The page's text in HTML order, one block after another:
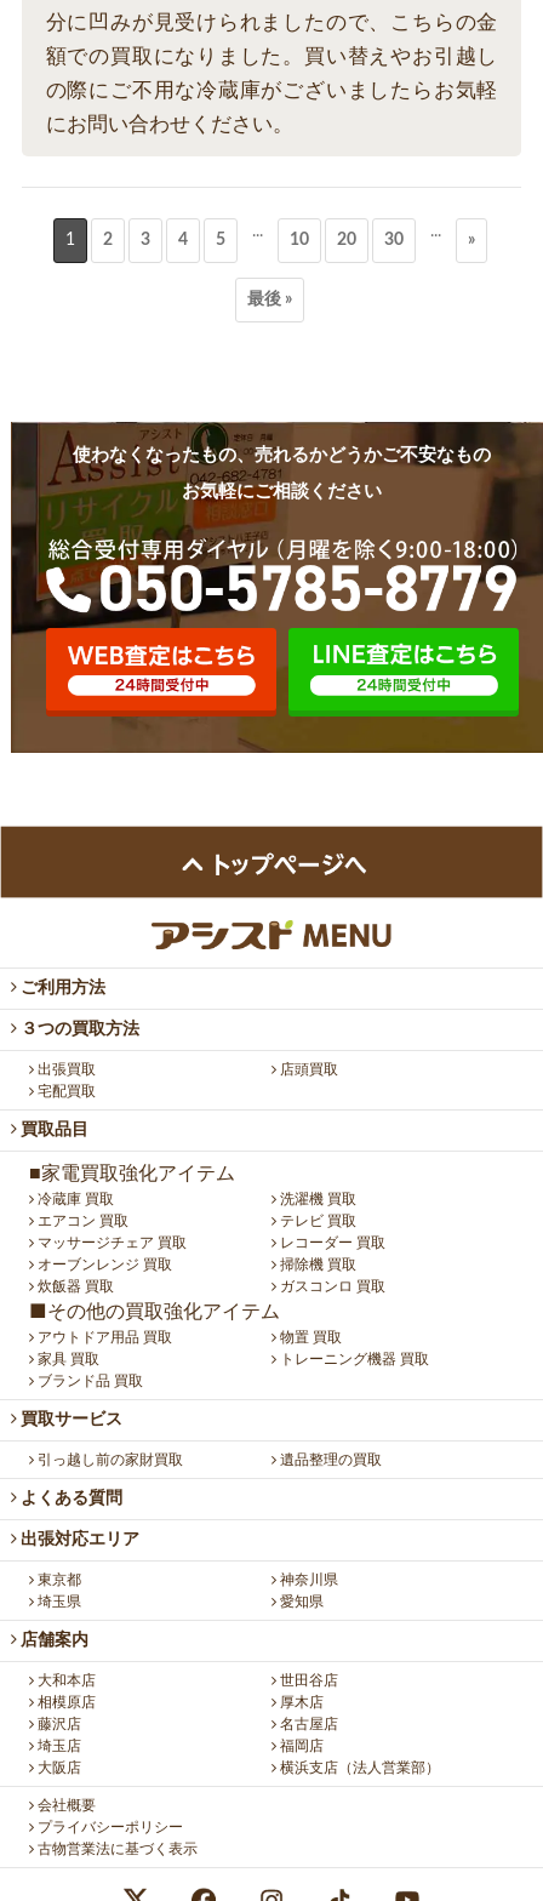
分に凹みが見受けられましたので、こちらの金
額での買取になりました。買い替えやお引越し
の際にご不用な冷蔵庫がございましたらお気軽
にお問い合わせください。
1 2 3 4 5 ... 10 20 30 ... »
最後 »
使わなくなったもの、売れるかどうかご不安なもの
お気軽にご相談ください
ご利用方法
３つの買取方法
出張買取
店頭買取
宅配買取
買取品目
■家電買取強化アイテム
冷蔵庫 買取
洗濯機 買取
エアコン 買取
テレビ 買取
マッサージチェア 買取
レコーダー 買取
オーブンレンジ 買取
掃除機 買取
炊飯器 買取
ガスコンロ 買取
■その他の買取強化アイテム
アウトドア用品 買取
物置 買取
家具 買取
トレーニング機器 買取
ブランド品 買取
買取サービス
引っ越し前の家財買取 遺品整理の買取
よくある質問
出張対応エリア
東京都
神奈川県
埼玉県
愛知県
店舗案内
大和本店
世田谷店
相模原店
厚木店
藤沢店
名古屋店
埼玉店
福岡店
大阪店
横浜支店（法人営業部）
会社概要
プライバシーポリシー
古物営業法に基づく表示